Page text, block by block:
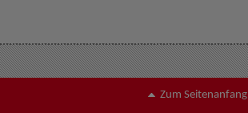
Zum Seitenanfang